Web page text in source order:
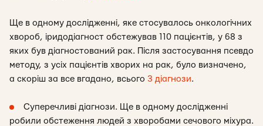
Ще в одному дослідженні, яке стосувалось онкологічних
хвороб, іридодіагност обстежував 110 пацієнтів, у 68 з
яких був діагностований рак. Після застосування псевдо
методу, з усіх пацієнтів хворих на рак, було визначено,
а скоріш за все вгадано, всього 3 діагнози.
Суперечливі діагнози. Ще в одному дослідженні
робили обстеження людей з хворобами сечового міхура.